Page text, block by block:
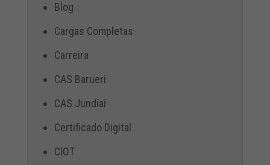
Blog
Cargas Completas
Carreira
CAS Barueri
CAS Jundiaí
Certificado Digital
CIOT